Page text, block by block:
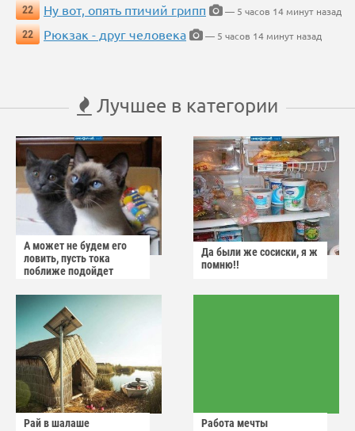
22
Ну вот, опять птичий грипп
— 5 часов 14 минут назад
22
Рюкзак - друг человека — 5 часов 14 минут назад
Лучшее в категории
А может не будем его
ловить, пусть тока
поближе подойдет
Да были же сосиски, я ж
помню!!
Рай в шалаше Работа мечты